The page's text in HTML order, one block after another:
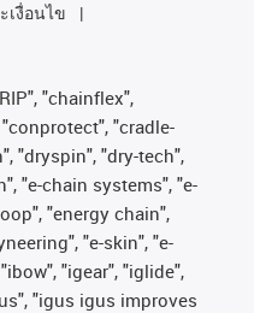
เงื่อนไข
"chainflex",
"cradle-
"dryspin", "dry-tech",
"e-chain systems", "e-
"energy chain",
"e-skin", "e-
"igear", "iglide",
"igus igus improves